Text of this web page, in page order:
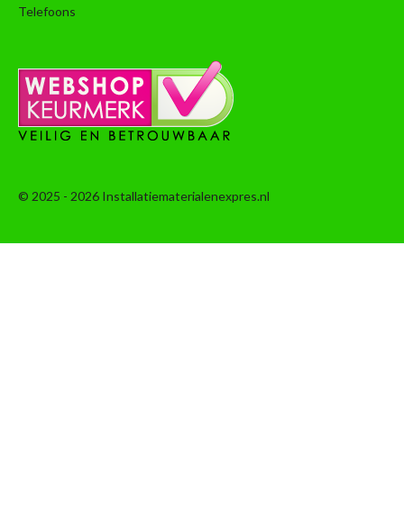
Telefoons
© 2025 - 2026 Installatiematerialenexpres.nl